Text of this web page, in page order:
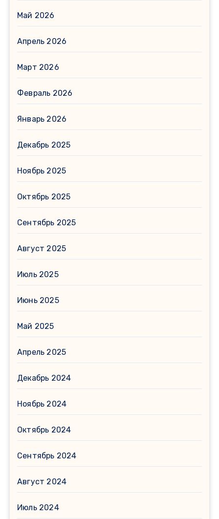
Май 2026
Апрель 2026
Март 2026
Февраль 2026
Январь 2026
Декабрь 2025
Ноябрь 2025
Октябрь 2025
Сентябрь 2025
Август 2025
Июль 2025
Июнь 2025
Май 2025
Апрель 2025
Декабрь 2024
Ноябрь 2024
Октябрь 2024
Сентябрь 2024
Август 2024
Июль 2024